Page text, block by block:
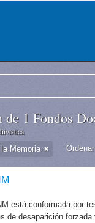
de 1 Fondos
Memoria
está conformada por
de desaparición forzada